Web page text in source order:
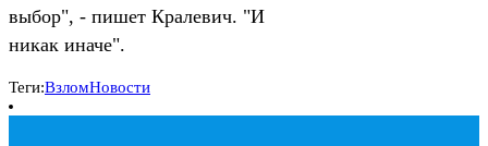
выбор", - пишет Кралевич. "И
никак иначе".
Теги:ВзломНовости